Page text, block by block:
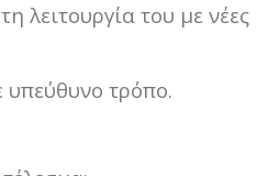
λειτουργία του με νέες
υπεύθυνο τρόπο.